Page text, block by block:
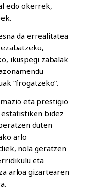
edo okerrek,
da errealitatea
ikuspegi zabalak
“frogatzeko”.
eta prestigio
bidez
duten
arlo
nola geratzen
eta
arloa gizartearen